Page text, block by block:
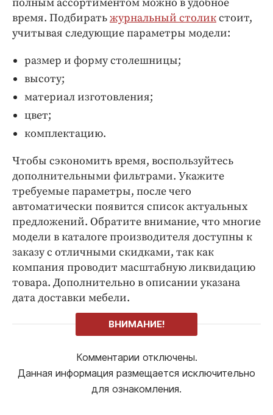
полным ассортиментом можно в удобное
время. Подбиратьжурнальный столикстоит,
учитывая следующие параметры модели:
размер и форму столешницы;
высоту;
материал изготовления;
цвет;
комплектацию.
Чтобы сэкономить время, воспользуйтесь
дополнительными фильтрами. Укажите
требуемые параметры, после чего
автоматически появится список актуальных
предложений. Обратите внимание, что многие
модели в каталоге производителя доступны к
заказу с отличными скидками, так как
компания проводит масштабную ликвидацию
товара. Дополнительно в описании указана
дата доставки мебели.
ВНИМАНИЕ!
Комментарии отключены.
Данная информация размещается исключительно
для ознакомления.